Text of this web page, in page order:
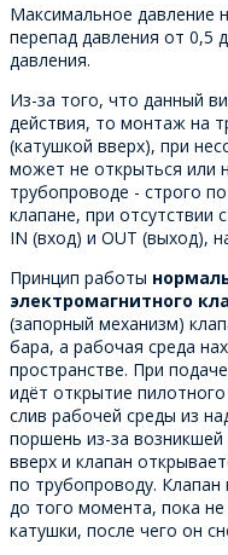
Максимальное давление
перепад давления от 0,5
давления.
Из-за того, что данный
действия, то монтаж на
(катушкой вверх), при
может не открыться или
трубопроводе - строго
клапане, при отсутствии
IN (вход) и OUT (выход),
Принцип работы
электромагнитного
(запорный механизм)
бара, а рабочая среда
пространстве. При
идёт открытие
слив рабочей среды из
поршень из-за
вверх и клапан
по трубопроводу.
до того момента, пока
катушки, после чего он